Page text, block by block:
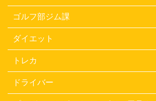
ゴルフ部ジム課
ダイエット
トレカ
ドライバー